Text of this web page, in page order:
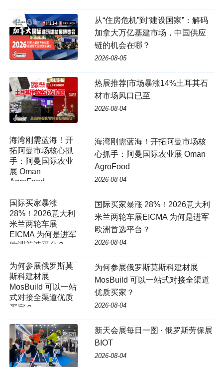
从“住房危机”到“建设国家”：解码
加拿大万亿基建市场，中国供应
链的机会在哪？
2026-08-05
热展推荐|市场暴涨14%土耳其石
材市场风口已至
2026-08-04
海湾刚需蓝海！开拓阿曼市场核
心抓手：阿曼国际农业展 Oman
AgroFood
2026-08-04
国际买家暴涨 28%！2026意大利
米兰两轮车展EICMA 为何是进军
欧洲首选平台？
2026-08-04
为何参展俄罗斯莫斯科建材展
MosBuild 可以一站式对接全渠道
优质买家？
2026-08-04
新天会展每日一图 · 俄罗斯劳保展
BIOT
2026-08-04